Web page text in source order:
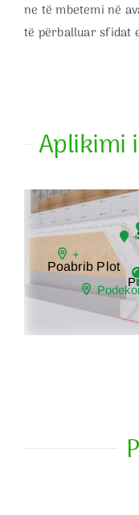
ne të mbetemi në
të përballuar sfidat
Aplikimi
Poabrib Plot
+